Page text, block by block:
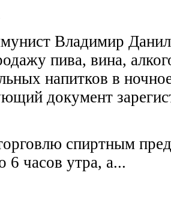
Владимир
пива, вина,
напитков в
документ
спиртным
6 часов утра, а...